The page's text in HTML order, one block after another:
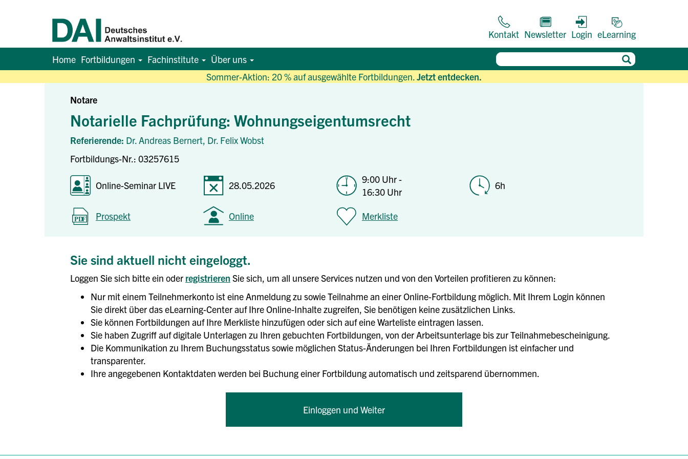
Sommer-Aktion: 20 % auf ausgewählte Fortbildungen.Jetzt entdecken.
Kontakt Newsletter Login eLearning
Home Fortbildungen Fachinstitute Über uns
Notare
Notarielle Fachprüfung: Wohnungseigentumsrecht
Referierende: Dr. Andreas Bernert, Dr. Felix Wobst
Fortbildungs-Nr.: 03257615
Online-Seminar LIVE 28.05.2026
9:00 Uhr -
16:30 Uhr
6h
Prospekt Online Merkliste
Sie sind aktuell nicht eingeloggt.
Loggen Sie sich bitte ein oder registrieren Sie sich, um all unsere Services nutzen und von den Vorteilen profitieren zu können:
Nur mit einem Teilnehmerkonto ist eine Anmeldung zu sowie Teilnahme an einer Online-Fortbildung möglich. Mit Ihrem Login können
Sie direkt über das eLearning-Center auf Ihre Online-Inhalte zugreifen, Sie benötigen keine zusätzlichen Links.
Sie können Fortbildungen auf Ihre Merkliste hinzufügen oder sich auf eine Warteliste eintragen lassen.
Sie haben Zugriff auf digitale Unterlagen zu Ihren gebuchten Fortbildungen, von der Arbeitsunterlage bis zur Teilnahmebescheinigung.
Die Kommunikation zu Ihrem Buchungsstatus sowie möglichen Status-Änderungen bei Ihren Fortbildungen ist einfacher und
transparenter.
Ihre angegebenen Kontaktdaten werden bei Buchung einer Fortbildung automatisch und zeitsparend übernommen.
Einloggen und Weiter